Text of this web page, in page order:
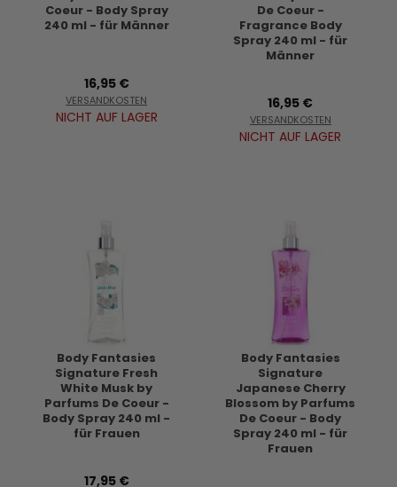
Coeur - Body Spray
240 ml - für Männer
16,95 €
VERSANDKOSTEN
NICHT AUF LAGER
De Coeur -
Fragrance Body
Spray 240 ml - für
Männer
16,95 €
VERSANDKOSTEN
NICHT AUF LAGER
Body Fantasies
Signature Fresh
White Musk by
Parfums De Coeur -
Body Spray 240 ml -
für Frauen
17,95 €
Body Fantasies
Signature
Japanese Cherry
Blossom by Parfums
De Coeur - Body
Spray 240 ml - für
Frauen